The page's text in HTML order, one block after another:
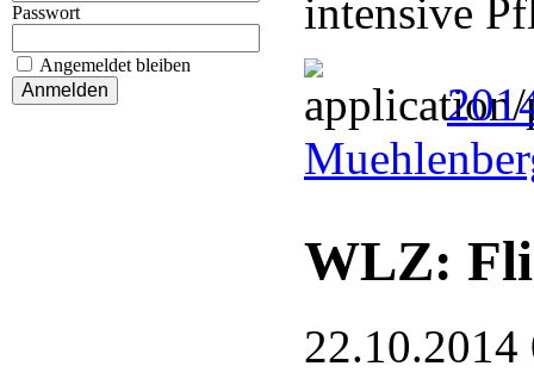
Passwort
Angemeldet bleiben
intensive
WLZ:
22.10.2014